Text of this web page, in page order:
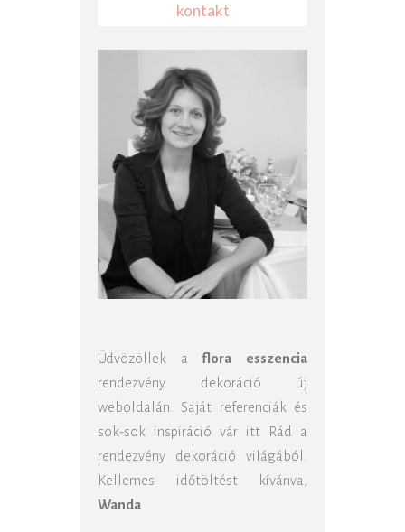
kontakt
Üdvözöllek aflora esszencia
rendezvény dekoráció új
weboldalán. Saját referenciák és
sok-sok inspiráció vár itt Rád a
rendezvény dekoráció világából.
Kellemes időtöltést kívánva,
Wanda